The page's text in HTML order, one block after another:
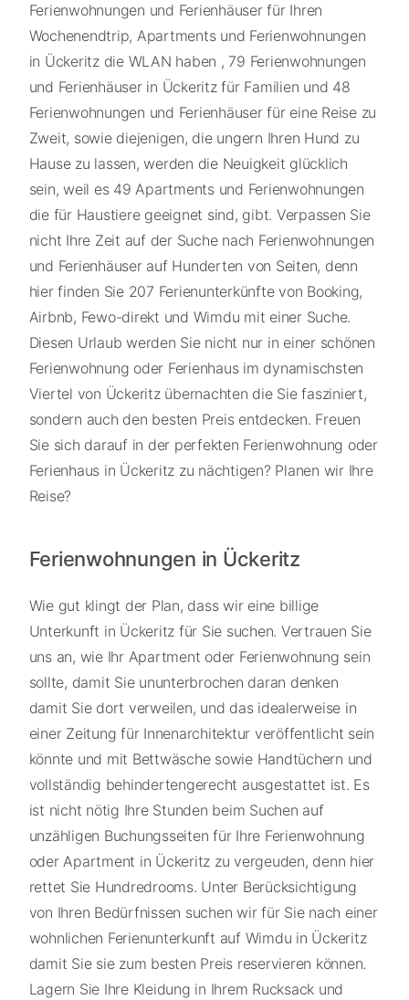
Ferienwohnungen und Ferienhäuser für Ihren
Wochenendtrip, Apartments und Ferienwohnungen
in Ückeritz die WLAN haben , 79 Ferienwohnungen
und Ferienhäuser in Ückeritz für Familien und 48
Ferienwohnungen und Ferienhäuser für eine Reise zu
Zweit, sowie diejenigen, die ungern Ihren Hund zu
Hause zu lassen, werden die Neuigkeit glücklich
sein, weil es 49 Apartments und Ferienwohnungen
die für Haustiere geeignet sind, gibt. Verpassen Sie
nicht Ihre Zeit auf der Suche nach Ferienwohnungen
und Ferienhäuser auf Hunderten von Seiten, denn
hier finden Sie 207 Ferienunterkünfte von Booking,
Airbnb, Fewo-direkt und Wimdu mit einer Suche.
Diesen Urlaub werden Sie nicht nur in einer schönen
Ferienwohnung oder Ferienhaus im dynamischsten
Viertel von Ückeritz übernachten die Sie fasziniert,
sondern auch den besten Preis entdecken. Freuen
Sie sich darauf in der perfekten Ferienwohnung oder
Ferienhaus in Ückeritz zu nächtigen? Planen wir Ihre
Reise?
Ferienwohnungen in Ückeritz
Wie gut klingt der Plan, dass wir eine billige
Unterkunft in Ückeritz für Sie suchen. Vertrauen Sie
uns an, wie Ihr Apartment oder Ferienwohnung sein
sollte, damit Sie ununterbrochen daran denken
damit Sie dort verweilen, und das idealerweise in
einer Zeitung für Innenarchitektur veröffentlicht sein
könnte und mit Bettwäsche sowie Handtüchern und
vollständig behindertengerecht ausgestattet ist. Es
ist nicht nötig Ihre Stunden beim Suchen auf
unzähligen Buchungsseiten für Ihre Ferienwohnung
oder Apartment in Ückeritz zu vergeuden, denn hier
rettet Sie Hundredrooms. Unter Berücksichtigung
von Ihren Bedürfnissen suchen wir für Sie nach einer
wohnlichen Ferienunterkunft auf Wimdu in Ückeritz
damit Sie sie zum besten Preis reservieren können.
Lagern Sie Ihre Kleidung in Ihrem Rucksack und